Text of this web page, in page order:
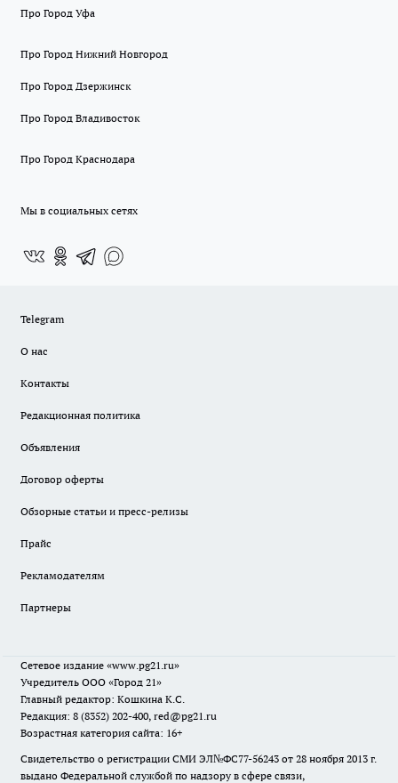
Про Город Уфа
Про Город Нижний Новгород
Про Город Дзержинск
Про Город Владивосток
Про Город Краснодара
Мы в социальных сетях
Telegram
О нас
Контакты
Редакционная политика
Объявления
Договор оферты
Обзорные статьи и пресс-релизы
Прайс
Рекламодателям
Партнеры
Сетевое издание «www.pg21.ru»
Учредитель ООО «Город 21»
Главный редактор: Кошкина К.С.
Редакция: 8 (8352) 202-400, red@pg21.ru
Возрастная категория сайта: 16+
Свидетельство о регистрации СМИ ЭЛ№ФС77-56243 от 28 ноября 2013 г.
выдано Федеральной службой по надзору в сфере связи,